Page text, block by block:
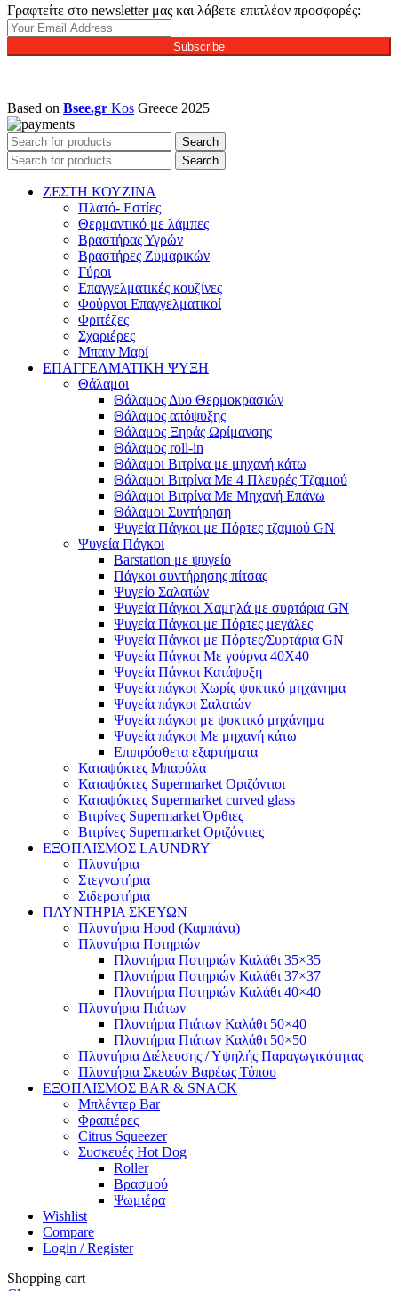
Γραφτείτε στο newsletter μας και λάβετε επιπλέον προσφορές:
Subscribe
Based on Bsee.gr Kos Greece 2025
Search
Search
ΖΕΣΤΗ ΚΟΥΖΙΝΑ
Πλατό- Εστίες
Θερμαντικό με λάμπες
Βραστήρας Υγρών
Βραστήρες Ζυμαρικών
Γύροι
Επαγγελματικές κουζίνες
Φούρνοι Επαγγελματικοί
Φριτέζες
Σχαριέρες
Μπαιν Μαρί
ΕΠΑΓΓΕΛΜΑΤΙΚΗ ΨΥΞΗ
Θάλαμοι
Θάλαμος Δυο Θερμοκρασιών
Θάλαμος απόψυξης
Θάλαμος Ξηράς Ωρίμανσης
Θάλαμος roll-in
Θάλαμοι Βιτρίνα με μηχανή κάτω
Θάλαμοι Βιτρίνα Με 4 Πλευρές Τζαμιού
Θάλαμοι Βιτρίνα Με Μηχανή Επάνω
Θάλαμοι Συντήρηση
Ψυγεία Πάγκοι με Πόρτες τζαμιού GN
Ψυγεία Πάγκοι
Barstation με ψυγείο
Πάγκοι συντήρησης πίτσας
Ψυγείο Σαλατών
Ψυγεία Πάγκοι Χαμηλά με συρτάρια GN
Ψυγεία Πάγκοι με Πόρτες μεγάλες
Ψυγεία Πάγκοι με Πόρτες/Συρτάρια GN
Ψυγεία Πάγκοι Με γούρνα 40Χ40
Ψυγεία Πάγκοι Κατάψυξη
Ψυγεία πάγκοι Χωρίς ψυκτικό μηχάνημα
Ψυγεία πάγκοι Σαλατών
Ψυγεία πάγκοι με ψυκτικό μηχάνημα
Ψυγεία πάγκοι Με μηχανή κάτω
Επιπρόσθετα εξαρτήματα
Καταψύκτες Μπαούλα
Καταψύκτες Supermarket Οριζόντιοι
Καταψύκτες Supermarket curved glass
Βιτρίνες Supermarket Όρθιες
Βιτρίνες Supermarket Οριζόντιες
ΕΞΟΠΛΙΣΜΟΣ LAUNDRY
Πλυντήρια
Στεγνωτήρια
Σιδερωτήρια
ΠΛΥΝΤΗΡΙΑ ΣΚΕΥΩΝ
Πλυντήρια Hood (Καμπάνα)
Πλυντήρια Ποτηριών
Πλυντήρια Ποτηριών Καλάθι 35×35
Πλυντήρια Ποτηριών Καλάθι 37×37
Πλυντήρια Ποτηριών Καλάθι 40×40
Πλυντήρια Πιάτων
Πλυντήρια Πιάτων Καλάθι 50×40
Πλυντήρια Πιάτων Καλάθι 50×50
Πλυντήρια Διέλευσης / Υψηλής Παραγωγικότητας
Πλυντήρια Σκευών Βαρέως Τύπου
ΕΞΟΠΛΙΣΜΟΣ BAR & SNACK
Μπλέντερ Bar
Φραπιέρες
Citrus Squeezer
Συσκευές Hot Dog
Roller
Βρασμού
Ψωμιέρα
Wishlist
Compare
Login / Register
Shopping cart